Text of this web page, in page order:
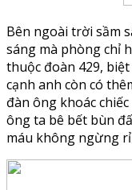
Bên ngoài trời sầm
sáng mà phòng chỉ
thuộc đoàn 429,
cạnh anh còn có
đàn ông khoác
ông ta bê bết bùn
máu không ngừng